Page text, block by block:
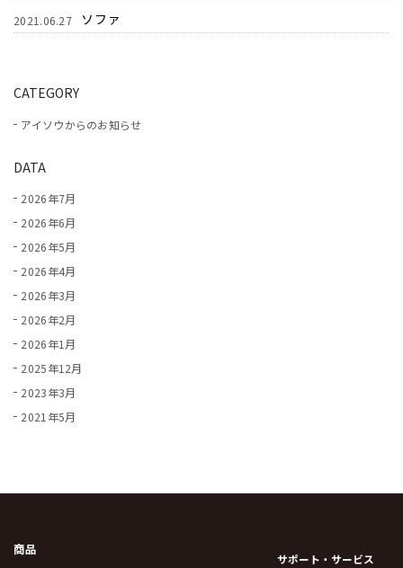
2021.06.27 ソファ
CATEGORY
アイソウからのお知らせ
DATA
2026年7月
2026年6月
2026年5月
2026年4月
2026年3月
2026年2月
2026年1月
2025年12月
2023年3月
2021年5月
商品
サポート・サービス